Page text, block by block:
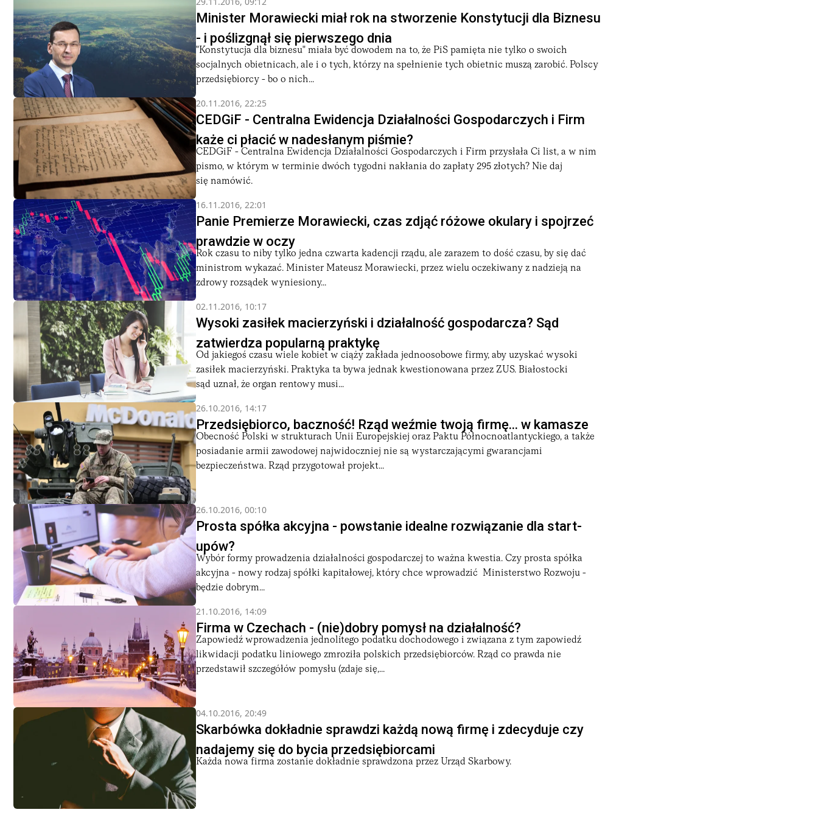
Minister Morawiecki miał rok na stworzenie Konstytucji dla Biznesu
- i poślizgnął się pierwszego dnia
"Konstytucja dla biznesu" miała być dowodem na to, że PiS pamięta nie tylko o swoich
socjalnych obietnicach, ale i o tych, którzy na spełnienie tych obietnic muszą zarobić. Polscy
przedsiębiorcy - bo o nich...
20.11.2016, 22:25
CEDGiF - Centralna Ewidencja Działalności Gospodarczych i Firm
każe ci płacić w nadesłanym piśmie?
CEDGiF - Centralna Ewidencja Działalności Gospodarczych i Firm przysłała Ci list, a w nim
pismo, w którym w terminie dwóch tygodni nakłania do zapłaty 295 złotych? Nie daj
się namówić.
16.11.2016, 22:01
Panie Premierze Morawiecki, czas zdjąć różowe okulary i spojrzeć
prawdzie w oczy
Rok czasu to niby tylko jedna czwarta kadencji rządu, ale zarazem to dość czasu, by się dać
ministrom wykazać. Minister Mateusz Morawiecki, przez wielu oczekiwany z nadzieją na
zdrowy rozsądek wyniesiony...
02.11.2016, 10:17
Wysoki zasiłek macierzyński i działalność gospodarcza? Sąd
zatwierdza popularną praktykę
Od jakiegoś czasu wiele kobiet w ciąży zakłada jednoosobowe firmy, aby uzyskać wysoki
zasiłek macierzyński. Praktyka ta bywa jednak kwestionowana przez ZUS. Białostocki
sąd uznał, że organ rentowy musi...
26.10.2016, 14:17
Przedsiębiorco, baczność! Rząd weźmie twoją firmę... w kamasze
Obecność Polski w strukturach Unii Europejskiej oraz Paktu Północnoatlantyckiego, a także
posiadanie armii zawodowej najwidoczniej nie są wystarczającymi gwarancjami
bezpieczeństwa. Rząd przygotował projekt...
26.10.2016, 00:10
Prosta spółka akcyjna - powstanie idealne rozwiązanie dla start-
upów?
Wybór formy prowadzenia działalności gospodarczej to ważna kwestia. Czy prosta spółka
akcyjna - nowy rodzaj spółki kapitałowej, który chce wprowadzić Ministerstwo Rozwoju -
będzie dobrym...
21.10.2016, 14:09
Firma w Czechach - (nie)dobry pomysł na działalność?
Zapowiedź wprowadzenia jednolitego podatku dochodowego i związana z tym zapowiedź
likwidacji podatku liniowego zmroziła polskich przedsiębiorców. Rząd co prawda nie
przedstawił szczegółów pomysłu (zdaje się,...
04.10.2016, 20:49
Skarbówka dokładnie sprawdzi każdą nową firmę i zdecyduje czy
nadajemy się do bycia przedsiębiorcami
Każda nowa firma zostanie dokładnie sprawdzona przez Urząd Skarbowy.